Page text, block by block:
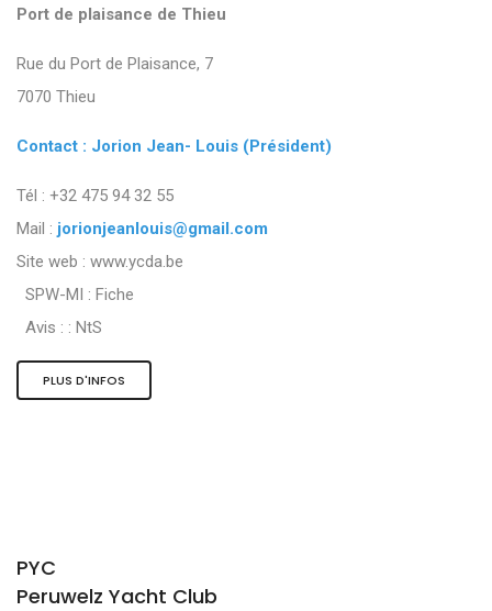
Port de plaisance de Thieu
Rue du Port de Plaisance, 7
7070 Thieu
Contact : Jorion Jean- Louis (Président)
Tél : +32 475 94 32 55
Mail : jorionjeanlouis@gmail.com
Site web : www.ycda.be
SPW-MI : Fiche
Avis : : NtS
PLUS D'INFOS
PYC
Peruwelz Yacht Club